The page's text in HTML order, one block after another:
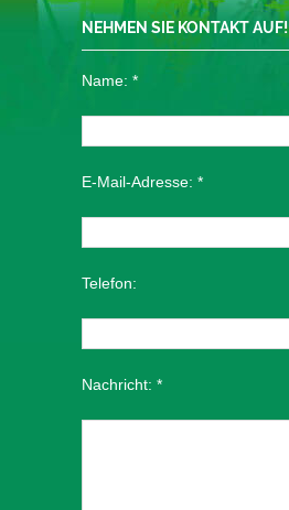
NEHMEN SIE KONTAKT AUF!
Name: *
E-Mail-Adresse: *
Telefon:
Nachricht: *